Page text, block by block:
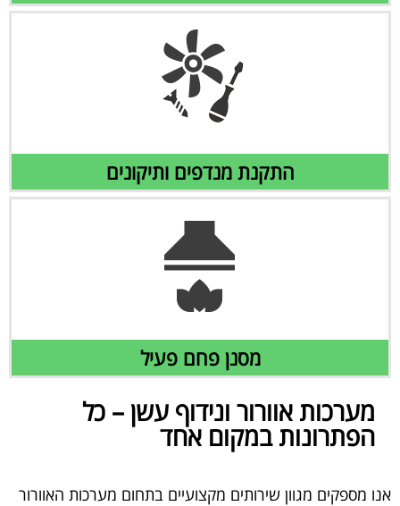
התקנת מנדפים ותיקונים
מסנן פחם פעיל
מערכות אוורור ונידוף עשן – כל
הפתרונות במקום אחד
אנו מספקים מגוון שירותים מקצועיים בתחום מערכות האוורור